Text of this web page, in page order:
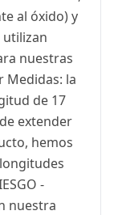
al óxido) y
nuestras
Medidas: la
de 17
extender
hemos
-
nuestra